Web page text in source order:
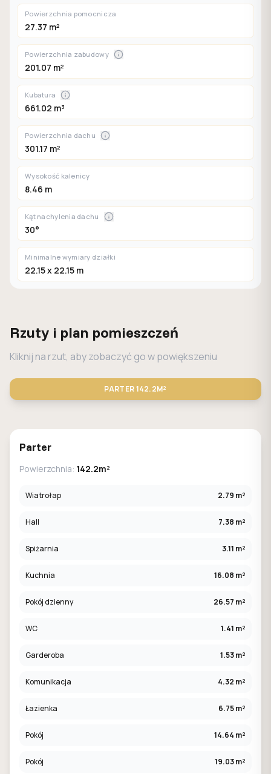
Powierzchnia pomocnicza
27.37 m²
Powierzchnia zabudowy
201.07 m²
Kubatura
661.02 m³
Powierzchnia dachu
301.17 m²
Wysokość kalenicy
8.46 m
Kąt nachylenia dachu
30°
Minimalne wymiary działki
22.15 x 22.15 m
Rzuty i plan pomieszczeń
Kliknij na rzut, aby zobaczyć go w powiększeniu
PARTER142.2M²
Parter
Powierzchnia: 142.2m²
Wiatrołap 2.79 m²
Hall 7.38 m²
Spiżarnia 3.11 m²
Kuchnia 16.08 m²
Pokój dzienny 26.57 m²
WC 1.41 m²
Garderoba 1.53 m²
Komunikacja 4.32 m²
Łazienka 6.75 m²
Pokój 14.64 m²
Pokój 19.03 m²